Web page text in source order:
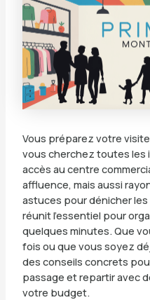
Vous préparez votre
vous cherchez toutes les
accès au centre
affluence, mais aussi
astuces pour dénicher
réunit l’essentiel pour
quelques minutes. Que
fois ou que vous soyez
des conseils concrets
passage et repartir avec
votre budget.